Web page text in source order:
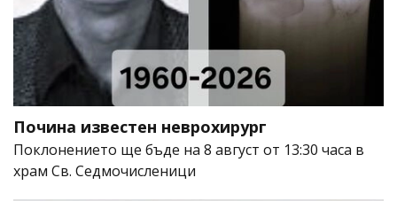
Почина известен неврохирург
Поклонението ще бъде на 8 август от 13:30 часа в
храм Св. Седмочисленици